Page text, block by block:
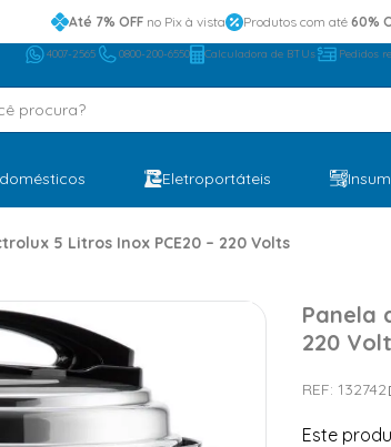
Até 7% OFFno Pix à vista Produtos com até 60%
4007-2565 0800-200-6550 Calculadora de BTUs Pedidos
Eletroportáteis
5 Litros Inox PCE20 – 220 Volts
Panela
220
REF: 132742
Este